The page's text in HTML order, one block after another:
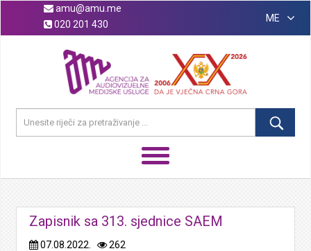
amu@amu.me
020 201 430
ME
Zapisnik sa 313. sjednice SAEM
07.08.2022. 262